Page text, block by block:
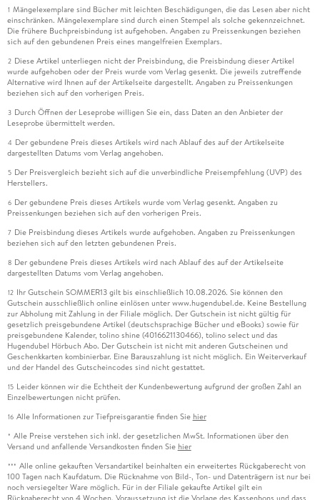
1 Mängelexemplare sind Bücher mit leichten Beschädigungen, die das Lesen aber nicht
einschränken. Mängelexemplare sind durch einen Stempel als solche gekennzeichnet.
Die frühere Buchpreisbindung ist aufgehoben. Angaben zu Preissenkungen beziehen
sich auf den gebundenen Preis eines mangelfreien Exemplars.
2 Diese Artikel unterliegen nicht der Preisbindung, die Preisbindung dieser Artikel
wurde aufgehoben oder der Preis wurde vom Verlag gesenkt. Die jeweils zutreffende
Alternative wird Ihnen auf der Artikelseite dargestellt. Angaben zu Preissenkungen
beziehen sich auf den vorherigen Preis.
3 Durch Öffnen der Leseprobe willigen Sie ein, dass Daten an den Anbieter der
Leseprobe übermittelt werden.
4 Der gebundene Preis dieses Artikels wird nach Ablauf des auf der Artikelseite
dargestellten Datums vom Verlag angehoben.
5 Der Preisvergleich bezieht sich auf die unverbindliche Preisempfehlung (UVP) des
Herstellers.
6 Der gebundene Preis dieses Artikels wurde vom Verlag gesenkt. Angaben zu
Preissenkungen beziehen sich auf den vorherigen Preis.
7 Die Preisbindung dieses Artikels wurde aufgehoben. Angaben zu Preissenkungen
beziehen sich auf den letzten gebundenen Preis.
8 Der gebundene Preis dieses Artikels wird nach Ablauf des auf der Artikelseite
dargestellten Datums vom Verlag angehoben.
12 Ihr Gutschein SOMMER13 gilt bis einschließlich 10.08.2026. Sie können den
Gutschein ausschließlich online einlösen unter www.hugendubel.de. Keine Bestellung
zur Abholung mit Zahlung in der Filiale möglich. Der Gutschein ist nicht gültig für
gesetzlich preisgebundene Artikel (deutschsprachige Bücher und eBooks) sowie für
preisgebundene Kalender, tolino shine (4016621130466), tolino select und das
Hugendubel Hörbuch Abo. Der Gutschein ist nicht mit anderen Gutscheinen und
Geschenkkarten kombinierbar. Eine Barauszahlung ist nicht möglich. Ein Weiterverkauf
und der Handel des Gutscheincodes sind nicht gestattet.
15 Leider können wir die Echtheit der Kundenbewertung aufgrund der großen Zahl an
Einzelbewertungen nicht prüfen.
16 Alle Informationen zur Tiefpreisgarantie finden Sie hier
* Alle Preise verstehen sich inkl. der gesetzlichen MwSt. Informationen über den
Versand und anfallende Versandkosten finden Sie hier
*** Alle online gekauften Versandartikel beinhalten ein erweitertes Rückgaberecht von
100 Tagen nach Kaufdatum. Die Rücknahme von Bild-, Ton- und Datenträgern ist nur bei
noch versiegelter Ware möglich. Für in der Filiale gekaufte Artikel gilt ein
Rückgaberecht von 4 Wochen. Voraussetzung ist die Vorlage des Kassenbons und dass